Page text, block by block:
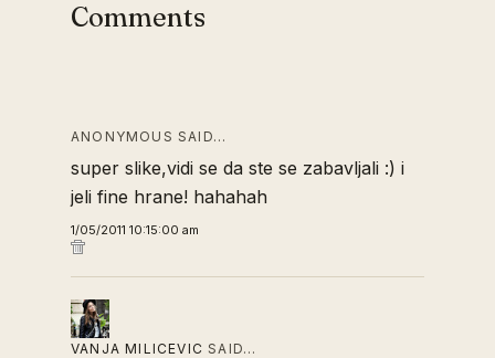
Comments
ANONYMOUS SAID…
super slike,vidi se da ste se zabavljali :) i
jeli fine hrane! hahahah
1/05/2011 10:15:00 am
VANJA MILICEVIC SAID…